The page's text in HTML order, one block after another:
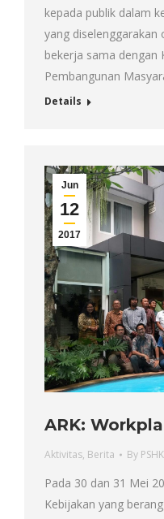
kepada publik dalam
yang diselenggarakan
bekerja sama
Pembangunan
Details
Jun
12
2017
ARK:
Aktivitas, Berita By PSHK
Pada 30 dan 31 Mei
Kebijakan yang